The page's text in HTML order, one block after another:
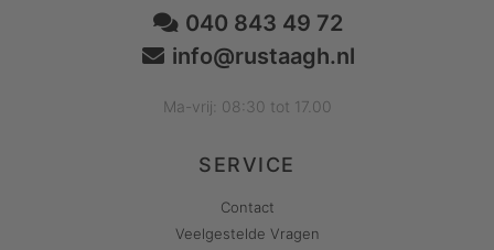
040 843 49 72
info@rustaagh.nl
Ma-vrij: 08:30 tot 17.00
SERVICE
Contact
Veelgestelde Vragen